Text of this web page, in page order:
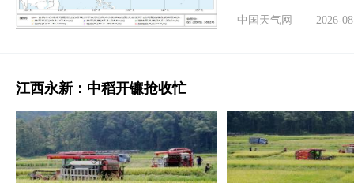
中国天气网 2026-
江西永新：中稻开镰抢收忙